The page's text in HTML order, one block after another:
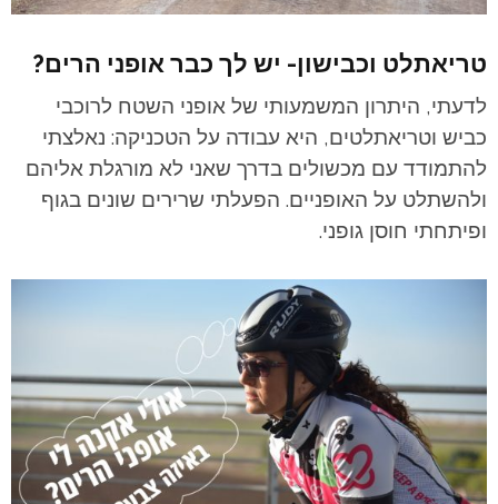
טריאתלט וכבישון- יש לך כבר אופני הרים?
לדעתי, היתרון המשמעותי של אופני השטח לרוכבי
כביש וטריאתלטים, היא עבודה על הטכניקה: נאלצתי
להתמודד עם מכשולים בדרך שאני לא מורגלת אליהם
ולהשתלט על האופניים. הפעלתי שרירים שונים בגוף
ופיתחתי חוסן גופני.